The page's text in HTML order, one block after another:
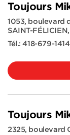
Toujours
1053, boulevard
SAINT-FÉLICIEN,
Tél.:418-679-1414
Toujours
2325, boulevard